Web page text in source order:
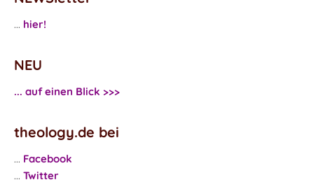
... hier!
NEU
... auf einen Blick >>>
theology.de bei
... Facebook
... Twitter